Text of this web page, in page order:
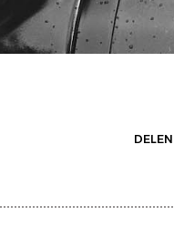
DELEN